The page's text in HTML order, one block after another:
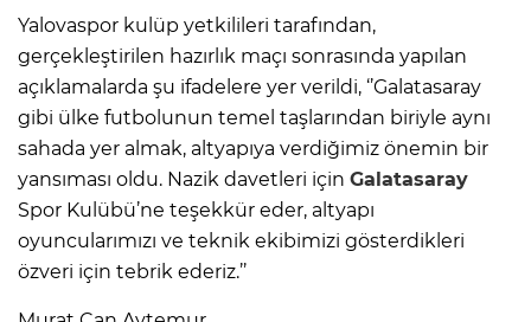
Yalovaspor kulüp yetkilileri tarafından,
gerçekleştirilen hazırlık maçı sonrasında yapılan
açıklamalarda şu ifadelere yer verildi, ‘’Galatasaray
gibi ülke futbolunun temel taşlarından biriyle aynı
sahada yer almak, altyapıya verdiğimiz önemin bir
yansıması oldu. Nazik davetleri için Galatasaray
Spor Kulübü’ne teşekkür eder, altyapı
oyuncularımızı ve teknik ekibimizi gösterdikleri
özveri için tebrik ederiz.’’